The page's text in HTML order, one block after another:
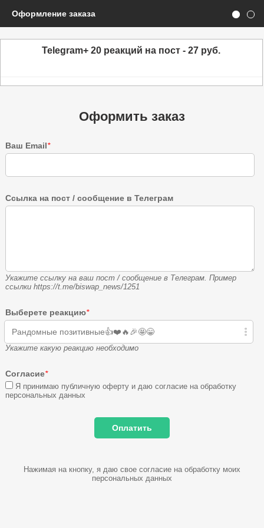
Оформление заказа
Оформить заказ
Ваш Email*
Ссылка на пост / сообщение в Телеграм
Укажите ссылку на ваш пост / сообщение в Телеграм. Пример
ссылки https://t.me/biswap_news/1251
Выберете реакцию*
Рандомные позитивные👍❤️🔥🎉🤩😁
Укажите какую реакцию необходимо
Согласие*
Я принимаю публичную оферту и даю согласие на обработку
персональных данных
Нажимая на кнопку, я даю свое согласие на обработку моих
персональных данных
Telegram+ 20 реакций на пост - 27 руб.